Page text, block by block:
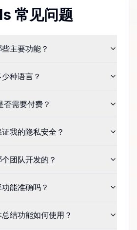
常见问题
主要功能？
种语言？
需要付费？
我的隐私安全？
团队开发的？
能准确吗？
结功能如何使用？